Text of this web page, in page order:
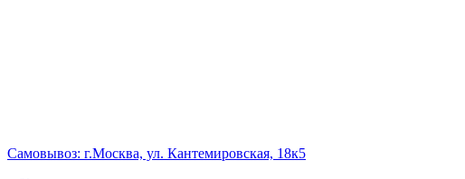
Самовывоз: г.Москва, ул. Кантемировская, 18к5